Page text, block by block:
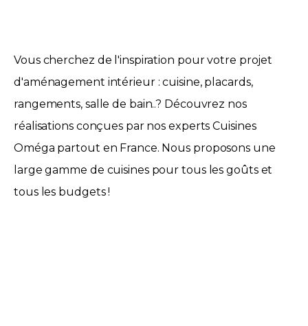
Vous cherchez de l'inspiration pour votre projet
d'aménagement intérieur : cuisine, placards,
rangements, salle de bain..? Découvrez nos
réalisations conçues par nos experts Cuisines
Oméga partout en France. Nous proposons une
large gamme de cuisines pour tous les goûts et
tous les budgets !